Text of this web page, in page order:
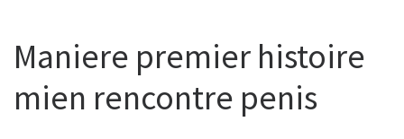
Maniere premier histoire
mien rencontre penis